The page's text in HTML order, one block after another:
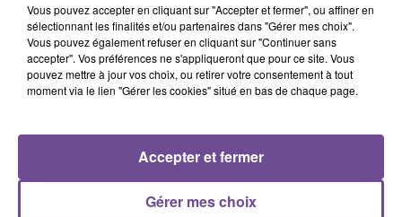
6 juin 2026 - 2 min 6 sec
L'ACTU-RÉGION FLASH FM DU 06 06 2026 06H30
L'actu-région Flash FM du 06 06 2026 06h30
Vous pouvez accepter en cliquant sur "Accepter et fermer", ou affiner en
sélectionnant les finalités et/ou partenaires dans "Gérer mes choix".
Vous pouvez également refuser en cliquant sur "Continuer sans
accepter". Vos préférences ne s'appliqueront que pour ce site. Vous
pouvez mettre à jour vos choix, ou retirer votre consentement à tout
moment via le lien "Gérer les cookies" situé en bas de chaque page.
Gérer mes choix
Accepter et fermer